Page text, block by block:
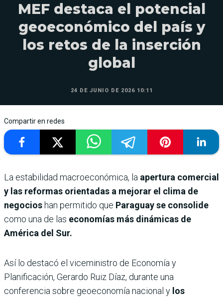
MEF destaca el potencial
geoeconómico del país y
los retos de la inserción
global
24 DE JUNIO DE 2026 10:11
Compartir en redes
La estabilidad macroeconómica, la apertura comercial
y las reformas orientadas a mejorar el clima de
negocios han permitido que Paraguay se consolide
como una de las economías más dinámicas de
América del Sur.
Así lo destacó el viceministro de Economía y
Planificación, Gerardo Ruiz Díaz, durante una
conferencia sobre geoeconomía nacional y los